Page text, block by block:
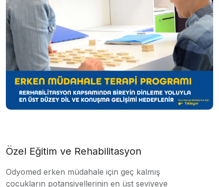
Özel Eğitim ve Rehabilitasyon
Odyomed erken müdahale için geç kalmış
çocukların potansiyellerinin en üst seviyeye